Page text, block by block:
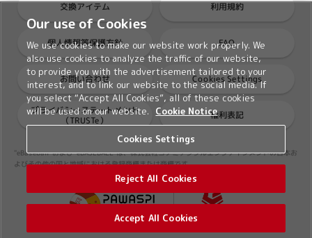
交換アイテム 利用規約
個人情報等保護方針 FAQ
お問い合わせ Cookies Settings
プライバシーステートメント
（TRUSTe） 権利表記
"eBaseball"および"eBASEBALL"は、株式会社コナミデジタルエンタテインメントの日本お
よびその他の国と地域における登録商標または商標です。
©2026 Konami Digital Entertainment
Our use of Cookies
We use cookies to make our website work properly. We
also use cookies to analyze the traffic of our website,
to provide you with the advertisement tailored to your
interest, and to link our website to the social media. If
you select “Accept All Cookies”, all of these cookies
will be used on our website.
Cookie Notice
Cookies Settings
Reject All Cookies
Accept All Cookies